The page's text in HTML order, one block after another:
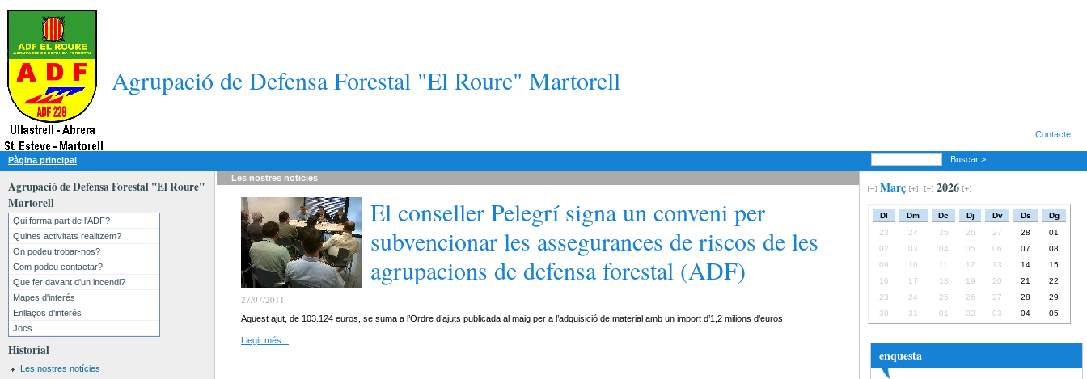
Agrupació de Defensa Forestal "El Roure" Martorell
Contacte
Pàgina principal Buscar >
Agrupació de Defensa Forestal "El Roure"
Martorell
Qui forma part de l'ADF?
Quines activitats realitzem?
On podeu trobar-nos?
Com podeu contactar?
Que fer davant d'un incendi?
Mapes d'interés
Enllaços d'interés
Jocs
Historial
Les nostres notícies
Les nostres noticies
El conseller Pelegrí signa un conveni per
subvencionar les assegurances de riscos de les
agrupacions de defensa forestal (ADF)
27/07/2011
Aquest ajut, de 103.124 euros, se suma a l’Ordre d’ajuts publicada al maig per a l’adquisició de material amb un import d’1,2 milions d’euros
Llegir més...
Març 2026
Dl Dm Dc Dj Dv Ds
Dg
23
24 25 26 27 28
01
02
03 04 05 06 07
08
09
10 11 12 13 14
15
16
17 18 19 20 21
22
23
24 25 26 27 28
29
30
31 01 02 03 04 05
enquesta